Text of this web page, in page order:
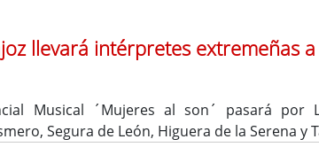
llevará intérpretes extremeñas
Musical ´Mujeres al son´ pasará por
Segura de León, Higuera de la Serena y